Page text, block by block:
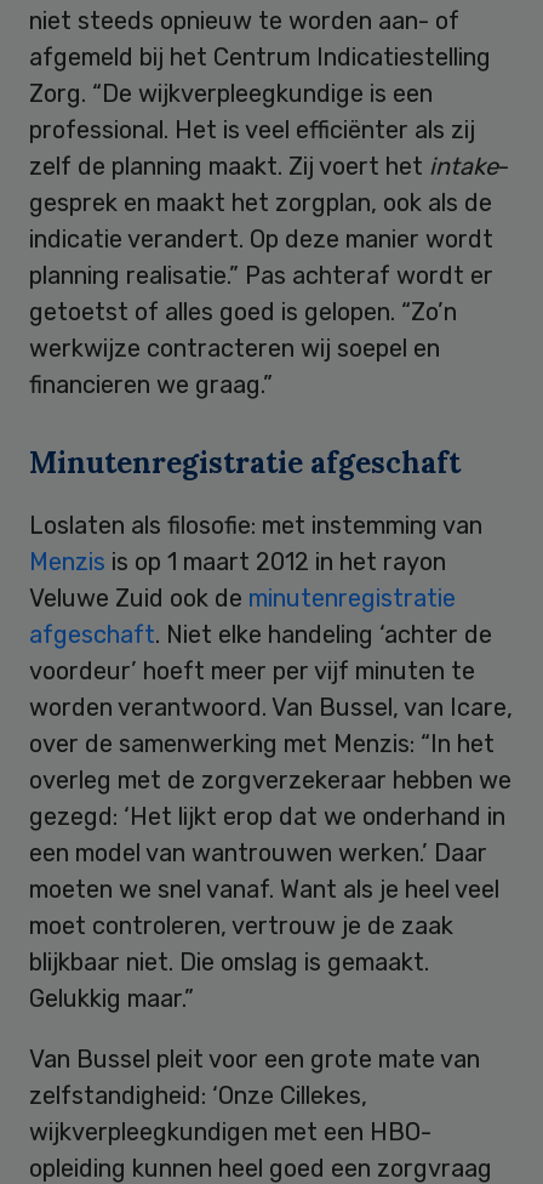
niet steeds opnieuw te worden aan- of
afgemeld bij het Centrum Indicatiestelling
Zorg. “De wijkverpleegkundige is een
professional. Het is veel efficiënter als zij
zelf de planning maakt. Zij voert het intake-
gesprek en maakt het zorgplan, ook als de
indicatie verandert. Op deze manier wordt
planning realisatie.” Pas achteraf wordt er
getoetst of alles goed is gelopen. “Zo’n
werkwijze contracteren wij soepel en
financieren we graag.”
Minutenregistratie afgeschaft
Loslaten als filosofie: met instemming van
Menzis is op 1 maart 2012 in het rayon
Veluwe Zuid ook de minutenregistratie
afgeschaft. Niet elke handeling ‘achter de
voordeur’ hoeft meer per vijf minuten te
worden verantwoord. Van Bussel, van Icare,
over de samenwerking met Menzis: “In het
overleg met de zorgverzekeraar hebben we
gezegd: ‘Het lijkt erop dat we onderhand in
een model van wantrouwen werken.’ Daar
moeten we snel vanaf. Want als je heel veel
moet controleren, vertrouw je de zaak
blijkbaar niet. Die omslag is gemaakt.
Gelukkig maar.”
Van Bussel pleit voor een grote mate van
zelfstandigheid: ‘Onze Cillekes,
wijkverpleegkundigen met een HBO-
opleiding kunnen heel goed een zorgvraag